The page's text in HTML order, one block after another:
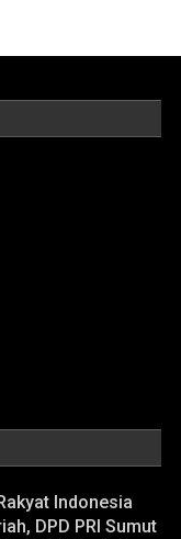
Indonesia
DPD PRI Sumut